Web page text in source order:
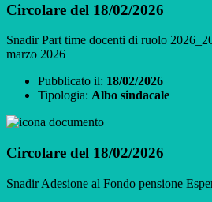
Circolare del 18/02/2026
Snadir Part time docenti di ruolo
marzo 2026
Pubblicato il: 18/02/2026
Tipologia: Albo sindacale
Circolare del 18/02/2026
Snadir Adesione al Fondo pensione